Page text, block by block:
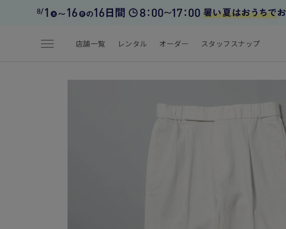
menu 店舗一覧 レンタル オーダー スタッフスナップ